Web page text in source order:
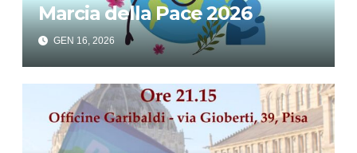
Marcia della Pace 2026
GEN 16, 2026